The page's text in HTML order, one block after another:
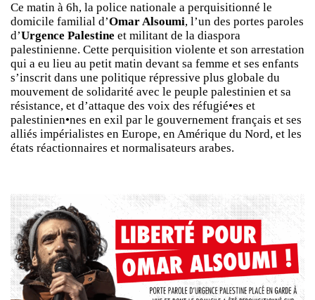
Ce matin à 6h, la police nationale a perquisitionné le
domicile familial d’Omar Alsoumi, l’un des portes paroles
d’Urgence Palestine et militant de la diaspora
palestinienne. Cette perquisition violente et son arrestation
qui a eu lieu au petit matin devant sa femme et ses enfants
s’inscrit dans une politique répressive plus globale du
mouvement de solidarité avec le peuple palestinien et sa
résistance, et d’attaque des voix des réfugié•es et
palestinien•nes en exil par le gouvernement français et ses
alliés impérialistes en Europe, en Amérique du Nord, et les
états réactionnaires et normalisateurs arabes.